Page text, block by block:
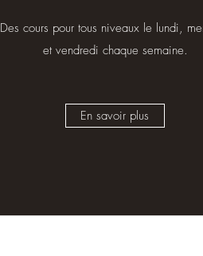
Des cours pour tous niveaux le lundi,
et vendredi chaque semaine.
En savoir plus